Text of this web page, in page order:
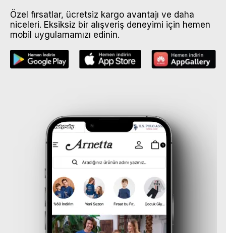
Özel fırsatlar, ücretsiz kargo avantajı ve daha
niceleri. Eksiksiz bir alışveriş deneyimi için hemen
mobil uygulamamızı edinin.